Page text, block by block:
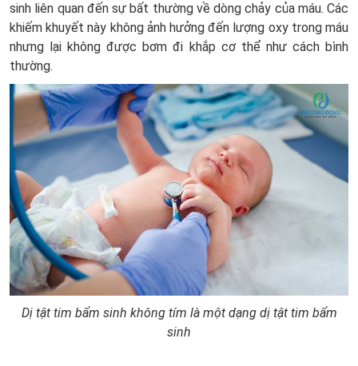
sinh liên quan đến sự bất thường về dòng chảy của máu. Các
khiếm khuyết này không ảnh hưởng đến lượng oxy trong máu
nhưng lại không được bơm đi khắp cơ thể như cách bình
thường.
Dị tật tim bẩm sinh không tím là một dạng dị tật tim bẩm
sinh